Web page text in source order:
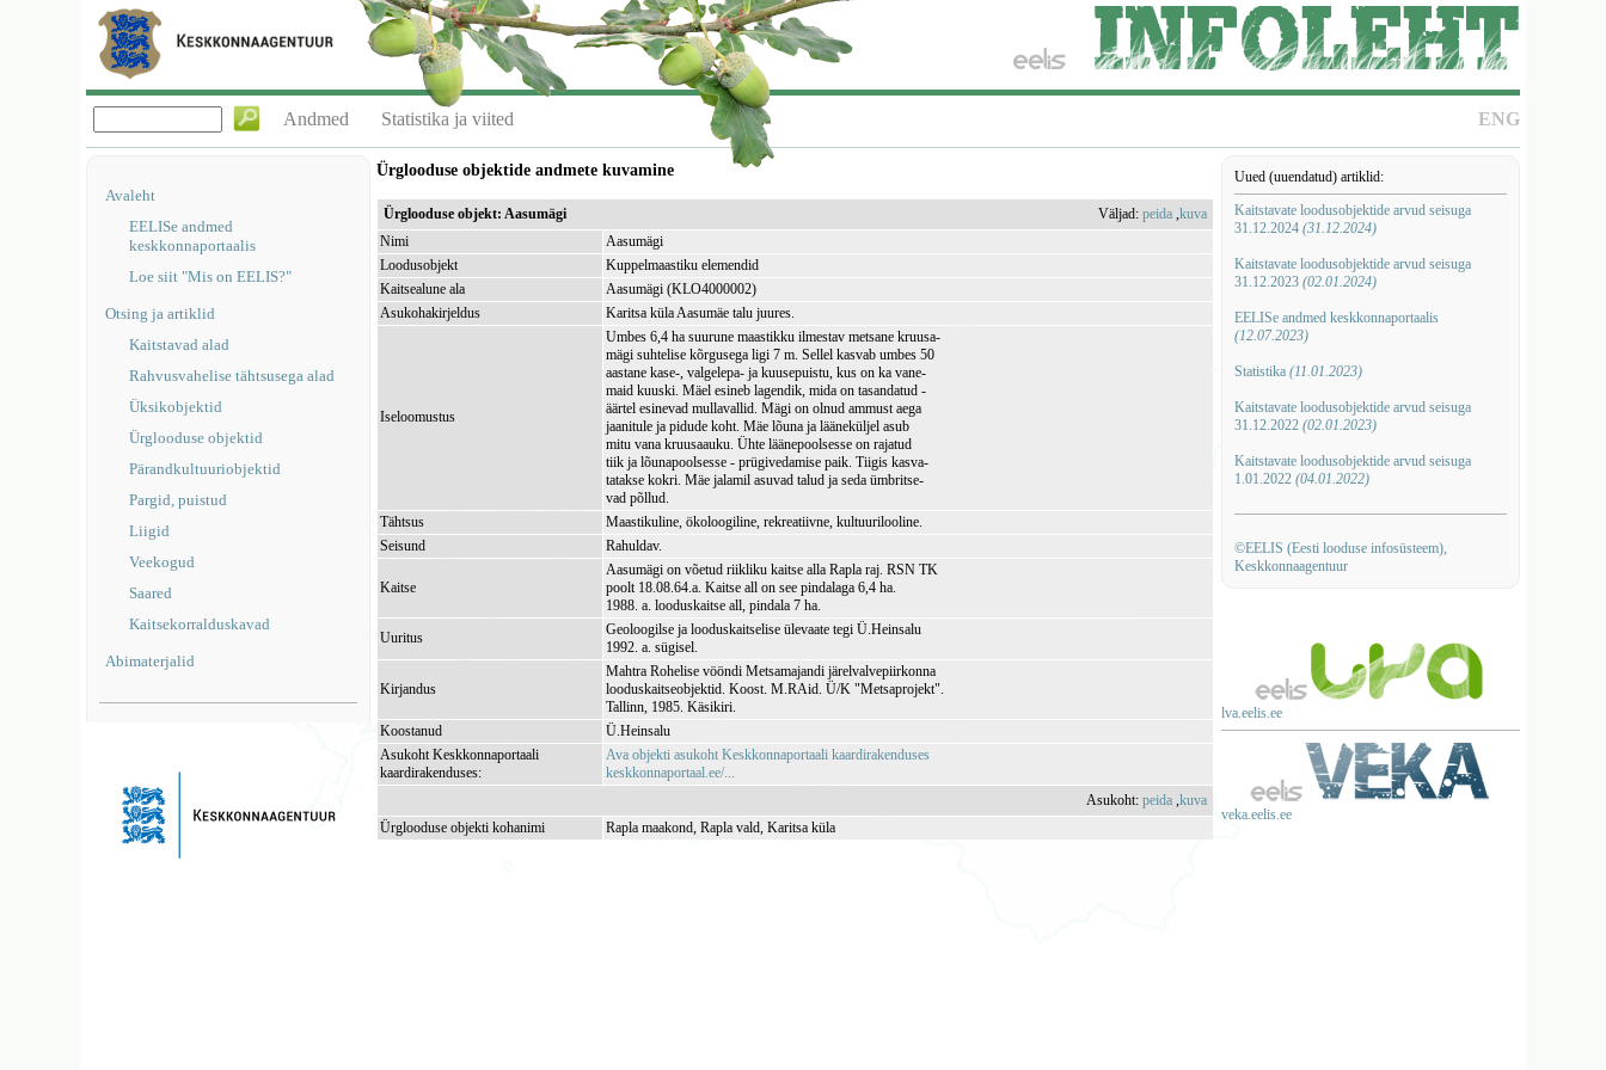
ENG
Andmed Statistika ja viited
Avaleht
EELISe andmed
keskkonnaportaalis
Loe siit "Mis on EELIS?"
Otsing ja artiklid
Kaitstavad alad
Rahvusvahelise tähtsusega alad
Üksikobjektid
Ürglooduse objektid
Pärandkultuuriobjektid
Pargid, puistud
Liigid
Veekogud
Saared
Kaitsekorralduskavad
Abimaterjalid
Uued (uuendatud) artiklid:
Kaitstavate loodusobjektide arvud seisuga
31.12.2024 (31.12.2024)
Kaitstavate loodusobjektide arvud seisuga
31.12.2023 (02.01.2024)
EELISe andmed keskkonnaportaalis
(12.07.2023)
Statistika (11.01.2023)
Kaitstavate loodusobjektide arvud seisuga
31.12.2022 (02.01.2023)
Kaitstavate loodusobjektide arvud seisuga
1.01.2022 (04.01.2022)
©EELIS (Eesti looduse infosüsteem),
Keskkonnaagentuur
lva.eelis.ee
veka.eelis.ee
Ürglooduse objektide andmete kuvamine
Ürglooduse objekt: Aasumägi Väljad:peida ,kuva
Nimi
Aasumägi
Loodusobjekt
Kuppelmaastiku elemendid
Kaitsealune ala
Aasumägi (KLO4000002)
Asukohakirjeldus
Karitsa küla Aasumäe talu juures.
Iseloomustus
Umbes 6,4 ha suurune maastikku ilmestav metsane kruusa-
mägi suhtelise kõrgusega ligi 7 m. Sellel kasvab umbes 50
aastane kase-, valgelepa- ja kuusepuistu, kus on ka vane-
maid kuuski. Mäel esineb lagendik, mida on tasandatud -
äärtel esinevad mullavallid. Mägi on olnud ammust aega
jaanitule ja pidude koht. Mäe lõuna ja lääneküljel asub
mitu vana kruusaauku. Ühte läänepoolsesse on rajatud
tiik ja lõunapoolsesse - prügivedamise paik. Tiigis kasva-
tatakse kokri. Mäe jalamil asuvad talud ja seda ümbritse-
vad põllud.
Tähtsus
Maastikuline, ökoloogiline, rekreatiivne, kultuurilooline.
Seisund
Rahuldav.
Kaitse
Aasumägi on võetud riikliku kaitse alla Rapla raj. RSN TK
poolt 18.08.64.a. Kaitse all on see pindalaga 6,4 ha.
1988. a. looduskaitse all, pindala 7 ha.
Uuritus
Geoloogilse ja looduskaitselise ülevaate tegi Ü.Heinsalu
1992. a. sügisel.
Kirjandus
Mahtra Rohelise vööndi Metsamajandi järelvalvepiirkonna
looduskaitseobjektid. Koost. M.RAid. Ü/K "Metsaprojekt".
Tallinn, 1985. Käsikiri.
Koostanud
Ü.Heinsalu
Asukoht Keskkonnaportaali
kaardirakenduses:
Ava objekti asukoht Keskkonnaportaali kaardirakenduses
keskkonnaportaal.ee/...
Asukoht:peida ,kuva
Ürglooduse objekti kohanimi
Rapla maakond, Rapla vald, Karitsa küla